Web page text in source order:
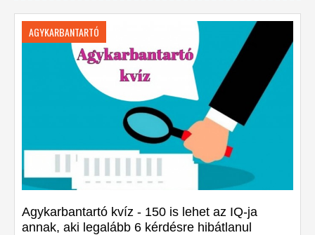
AGYKARBANTARTÓ
Agykarbantartó kvíz - 150 is lehet az IQ-ja
annak, aki legalább 6 kérdésre hibátlanul